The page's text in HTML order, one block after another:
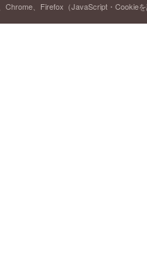
Chrome、Firefox（JavaScript・Cookie